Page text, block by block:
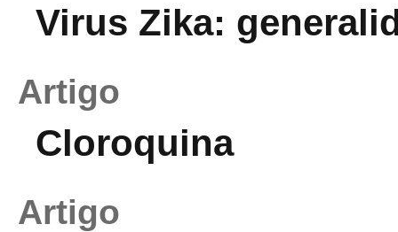
Virus Zika:
Artigo
Cloroquina
Artigo